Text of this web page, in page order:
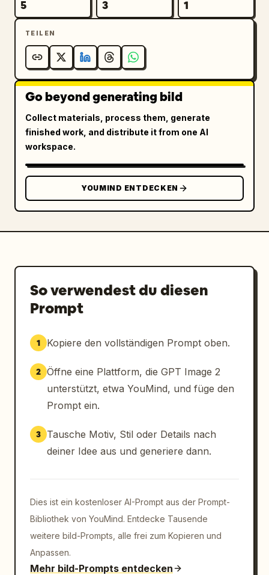
    "gift_notification": {
      "badge": "Wahre Liebe"
    },
    "chat_box": {
      "messages": [
        "35 Hailey sendet Große Rakete 🚀
x1",
        "24 Puffs: Wow! Eine große Rakete!",
        "18 Cola mit Eis: Tolle Katze~",
        "7 Kleiner Fisch: Die Katze ist so
süß😍",
        "5 Nutzer123456789: Knuddelt die
      ]
    },
      "pinke Herzen",
      "blaue Herzen",
      "input_placeholder": "Sag etwas...",
      "icons_count": 4,
      "icons": [
        "Geschenkbox",
        "Auslassungspunkte"
  }
5 3 1
TEILEN
Go beyond generating bild
Collect materials, process them, generate
finished work, and distribute it from one AI
workspace.
YOUMIND ENTDECKEN
So verwendest du diesen
Prompt
1 Kopiere den vollständigen Prompt oben.
2 Öffne eine Plattform, die GPT Image 2
unterstützt, etwa YouMind, und füge den
Prompt ein.
3
Tausche Motiv, Stil oder Details nach
deiner Idee aus und generiere dann.
Dies ist ein kostenloser AI-Prompt aus der Prompt-
Bibliothek von YouMind. Entdecke Tausende
weitere bild-Prompts, alle frei zum Kopieren und
Anpassen.
Mehr bild-Prompts entdecken